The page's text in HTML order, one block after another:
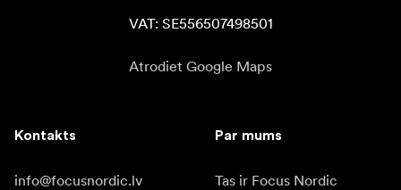
VAT: SE556507498501
Atrodiet Google Maps
Kontakts
info@focusnordic.lv
Par mums
Tas ir Focus Nordic